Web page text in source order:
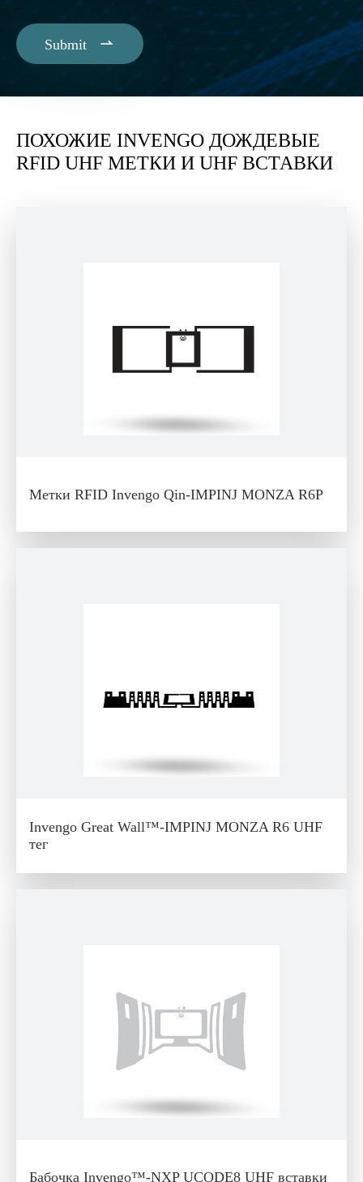
Submit 
ПОХОЖИЕ INVENGO ДОЖДЕВЫЕ
RFID UHF МЕТКИ И UHF ВСТАВКИ
Метки RFID Invengo Qin-IMPINJ MONZA R6P
Invengo Great Wall™-IMPINJ MONZA R6 UHF
тег
Бабочка Invengo™-NXP UCODE8 UHF вставки